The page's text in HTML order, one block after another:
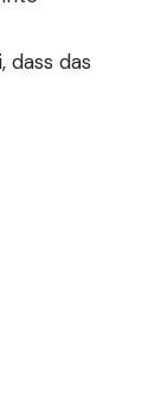
das